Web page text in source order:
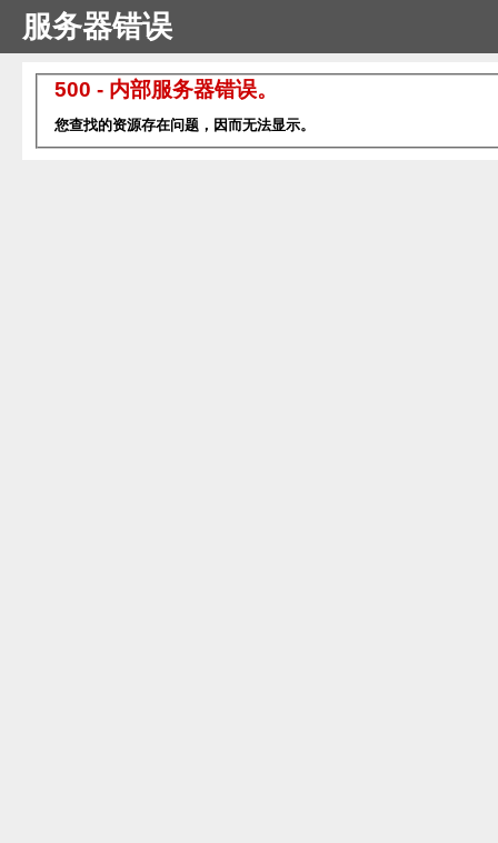
服务器错误
500 - 内部服务器错误。
您查找的资源存在问题，因而无法显示。